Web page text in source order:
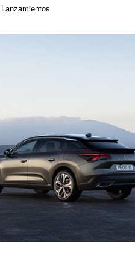
Lanzamientos